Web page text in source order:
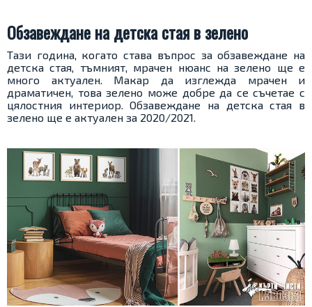
Обзавеждане на детска стая в зелено
Тази година, когато става въпрос за обзавеждане на
детска стая, тъмният, мрачен нюанс на зелено ще е
много актуален. Макар да изглежда мрачен и
драматичен, това зелено може добре да се съчетае с
цялостния интериор. Обзавеждане на детска стая в
зелено ще е актуален за 2020/2021.